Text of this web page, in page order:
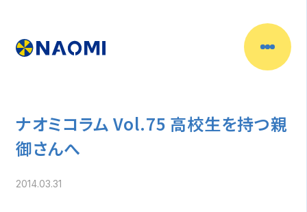
ナオミコラム Vol.75 高校生を持つ親
御さんへ
2014.03.31